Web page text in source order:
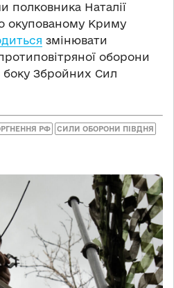
полковника Наталії
окупованому Криму
змінювати
оборони
боку Збройних Сил
РФ СИЛИ ОБОРОНИ ПІВДНЯ